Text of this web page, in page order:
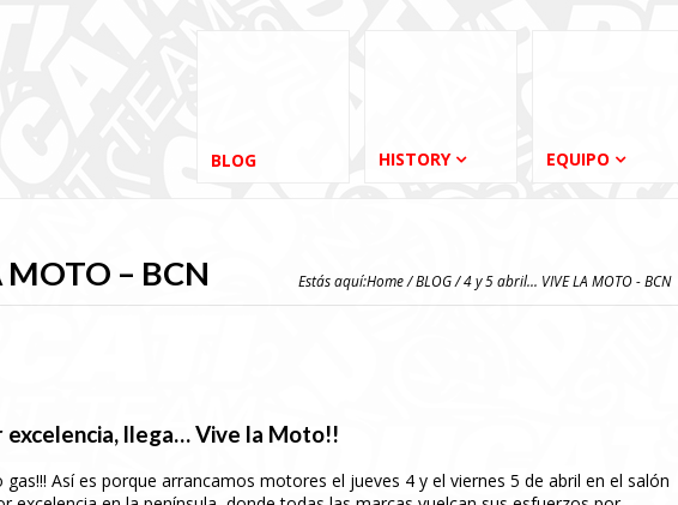
BLOG HISTORY EQUIPO
– BCN Estás aquí:Home/BLOG/ 4 y 5 abril... VIVE LA MOTO - BCN
excelencia, llega… Vive la Moto!!
Así es porque arrancamos motores el jueves 4 y el viernes 5 de abril en el salón